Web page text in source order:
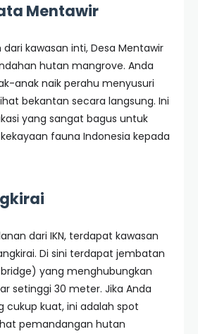
Mentawir
kawasan inti, Desa Mentawir
hutan mangrove. Anda
anak naik perahu menyusuri
bekantan secara langsung. Ini
yang sangat bagus untuk
fauna Indonesia kepada
dari IKN, terdapat kawasan
Di sini terdapat jembatan
yang menghubungkan
setinggi 30 meter. Jika Anda
cukup kuat, ini adalah spot
pemandangan hutan